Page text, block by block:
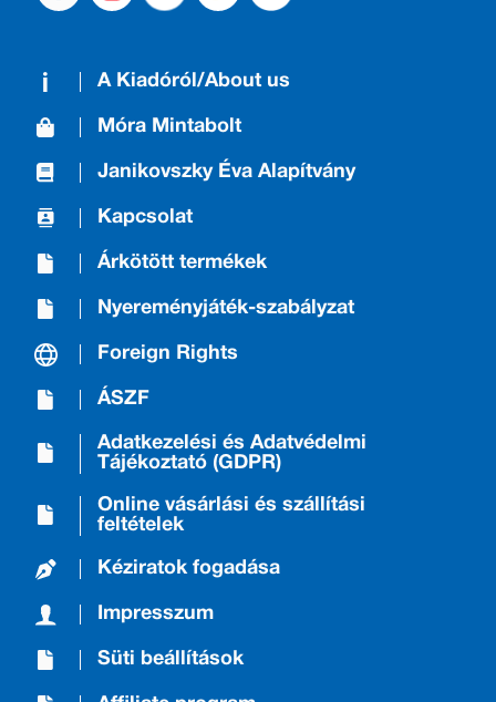
A Kiadóról/About us
Móra Mintabolt
Janikovszky Éva Alapítvány
Kapcsolat
Árkötött termékek
Nyereményjáték-szabályzat
Foreign Rights
ÁSZF
Adatkezelési és Adatvédelmi
Tájékoztató (GDPR)
Online vásárlási és szállítási
feltételek
Kéziratok fogadása
Impresszum
Süti beállítások